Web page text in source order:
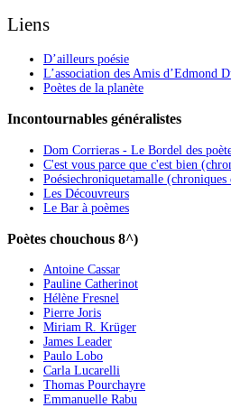
Liens
D’ailleurs poésie
L’association des Amis d’Edmond
Poètes de la planète
Incontournables généralistes
Dom Corrieras - Le Bordel des
C'est vous parce que c'est bien
Poésiechroniquetamalle (chroniques
Les Découvreurs
Le Bar à poèmes
Poètes chouchous 8^)
Antoine Cassar
Pauline Catherinot
Hélène Fresnel
Pierre Joris
Miriam R. Krüger
James Leader
Paulo Lobo
Carla Lucarelli
Thomas Pourchayre
Emmanuelle Rabu